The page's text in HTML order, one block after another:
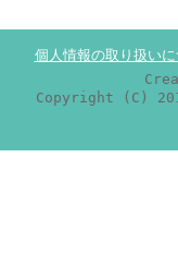
個人情報の取り扱い
Copyright (C)